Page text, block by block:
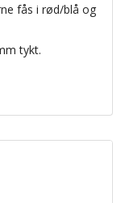
fås i rød/blå og
tykt.